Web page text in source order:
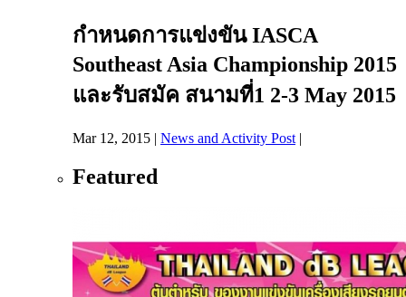
กําหนดการแข่งขัน IASCA
Southeast Asia Championship 2015
และรับสมัค สนามที่1 2-3 May 2015
Mar 12, 2015 | News and Activity Post |
Featured